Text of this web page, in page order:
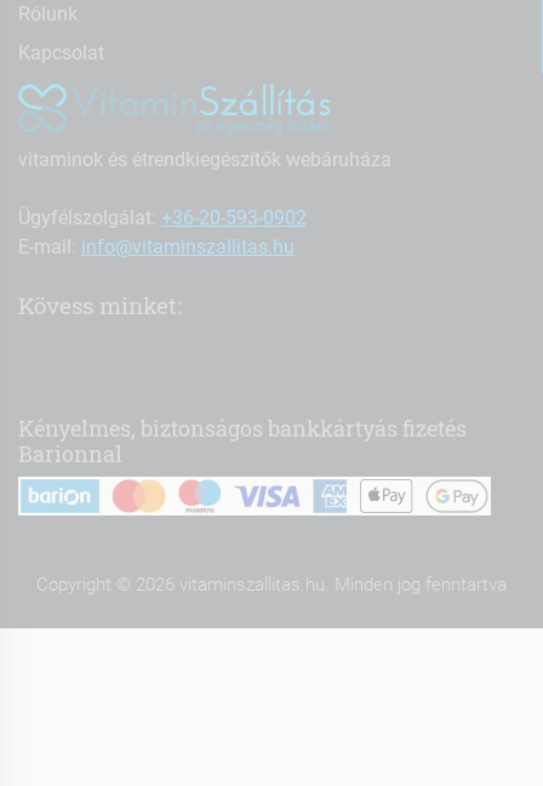
Rólunk
Kapcsolat
vitaminok és étrendkiegészítők webáruháza
Ügyfélszolgálat: +36-20-593-0902
E-mail: info@vitaminszallitas.hu
Kövess minket:
Kényelmes, biztonságos bankkártyás fizetés
Barionnal
Copyright © 2026 vitaminszallitas.hu. Minden jog fenntartva